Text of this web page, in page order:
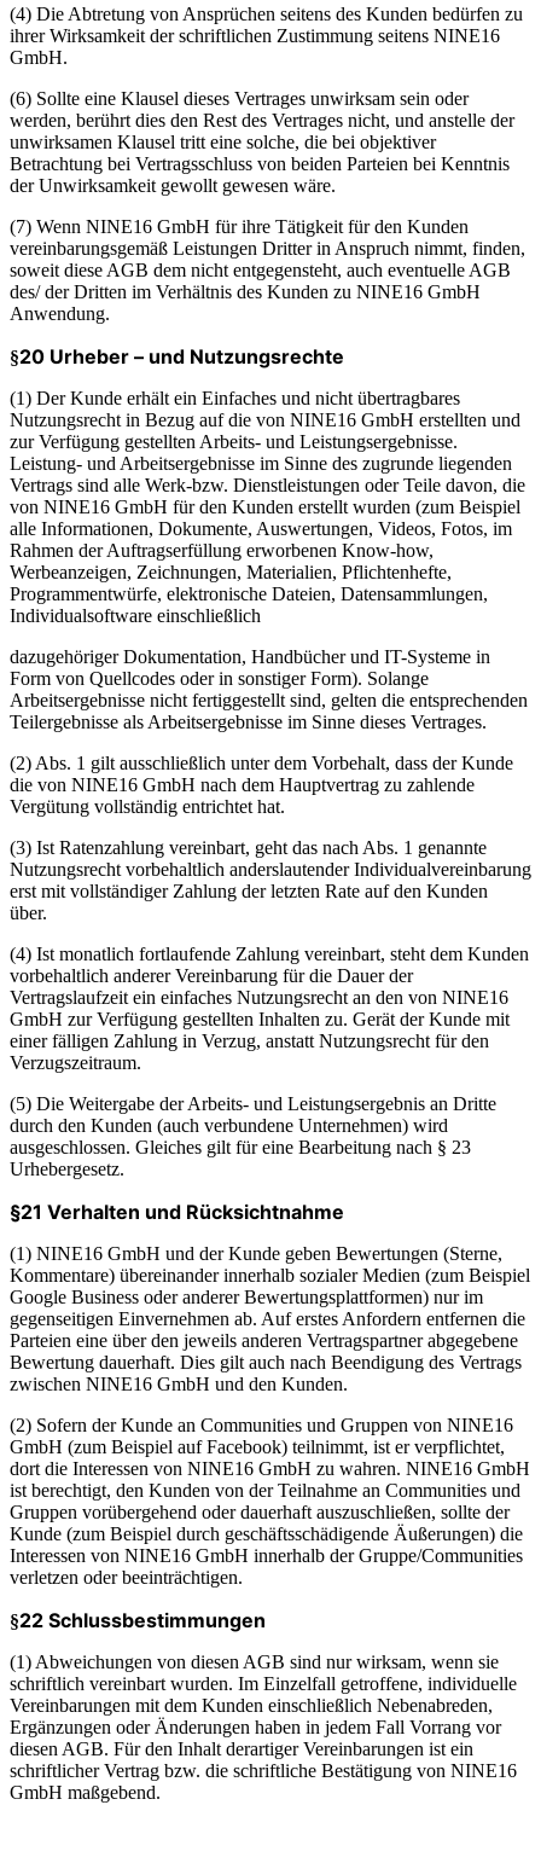
(4) Die Abtretung von Ansprüchen seitens des Kunden bedürfen zu
ihrer Wirksamkeit der schriftlichen Zustimmung seitens NINE16
GmbH.
(6) Sollte eine Klausel dieses Vertrages unwirksam sein oder
werden, berührt dies den Rest des Vertrages nicht, und anstelle der
unwirksamen Klausel tritt eine solche, die bei objektiver
Betrachtung bei Vertragsschluss von beiden Parteien bei Kenntnis
der Unwirksamkeit gewollt gewesen wäre.
(7) Wenn NINE16 GmbH für ihre Tätigkeit für den Kunden
vereinbarungsgemäß Leistungen Dritter in Anspruch nimmt, finden,
soweit diese AGB dem nicht entgegensteht, auch eventuelle AGB
des/ der Dritten im Verhältnis des Kunden zu NINE16 GmbH
Anwendung.
§20 Urheber – und Nutzungsrechte
(1) Der Kunde erhält ein Einfaches und nicht übertragbares
Nutzungsrecht in Bezug auf die von NINE16 GmbH erstellten und
zur Verfügung gestellten Arbeits- und Leistungsergebnisse.
Leistung- und Arbeitsergebnisse im Sinne des zugrunde liegenden
Vertrags sind alle Werk-bzw. Dienstleistungen oder Teile davon, die
von NINE16 GmbH für den Kunden erstellt wurden (zum Beispiel
alle Informationen, Dokumente, Auswertungen, Videos, Fotos, im
Rahmen der Auftragserfüllung erworbenen Know-how,
Werbeanzeigen, Zeichnungen, Materialien, Pflichtenhefte,
Programmentwürfe, elektronische Dateien, Datensammlungen,
Individualsoftware einschließlich
dazugehöriger Dokumentation, Handbücher und IT-Systeme in
Form von Quellcodes oder in sonstiger Form). Solange
Arbeitsergebnisse nicht fertiggestellt sind, gelten die entsprechenden
Teilergebnisse als Arbeitsergebnisse im Sinne dieses Vertrages.
(2) Abs. 1 gilt ausschließlich unter dem Vorbehalt, dass der Kunde
die von NINE16 GmbH nach dem Hauptvertrag zu zahlende
Vergütung vollständig entrichtet hat.
(3) Ist Ratenzahlung vereinbart, geht das nach Abs. 1 genannte
Nutzungsrecht vorbehaltlich anderslautender Individualvereinbarung
erst mit vollständiger Zahlung der letzten Rate auf den Kunden
über.
(4) Ist monatlich fortlaufende Zahlung vereinbart, steht dem Kunden
vorbehaltlich anderer Vereinbarung für die Dauer der
Vertragslaufzeit ein einfaches Nutzungsrecht an den von NINE16
GmbH zur Verfügung gestellten Inhalten zu. Gerät der Kunde mit
einer fälligen Zahlung in Verzug, anstatt Nutzungsrecht für den
Verzugszeitraum.
(5) Die Weitergabe der Arbeits- und Leistungsergebnis an Dritte
durch den Kunden (auch verbundene Unternehmen) wird
ausgeschlossen. Gleiches gilt für eine Bearbeitung nach § 23
Urhebergesetz.
§21 Verhalten und Rücksichtnahme
(1) NINE16 GmbH und der Kunde geben Bewertungen (Sterne,
Kommentare) übereinander innerhalb sozialer Medien (zum Beispiel
Google Business oder anderer Bewertungsplattformen) nur im
gegenseitigen Einvernehmen ab. Auf erstes Anfordern entfernen die
Parteien eine über den jeweils anderen Vertragspartner abgegebene
Bewertung dauerhaft. Dies gilt auch nach Beendigung des Vertrags
zwischen NINE16 GmbH und den Kunden.
(2) Sofern der Kunde an Communities und Gruppen von NINE16
GmbH (zum Beispiel auf Facebook) teilnimmt, ist er verpflichtet,
dort die Interessen von NINE16 GmbH zu wahren. NINE16 GmbH
ist berechtigt, den Kunden von der Teilnahme an Communities und
Gruppen vorübergehend oder dauerhaft auszuschließen, sollte der
Kunde (zum Beispiel durch geschäftsschädigende Äußerungen) die
Interessen von NINE16 GmbH innerhalb der Gruppe/Communities
verletzen oder beeinträchtigen.
§22 Schlussbestimmungen
(1) Abweichungen von diesen AGB sind nur wirksam, wenn sie
schriftlich vereinbart wurden. Im Einzelfall getroffene, individuelle
Vereinbarungen mit dem Kunden einschließlich Nebenabreden,
Ergänzungen oder Änderungen haben in jedem Fall Vorrang vor
diesen AGB. Für den Inhalt derartiger Vereinbarungen ist ein
schriftlicher Vertrag bzw. die schriftliche Bestätigung von NINE16
GmbH maßgebend.